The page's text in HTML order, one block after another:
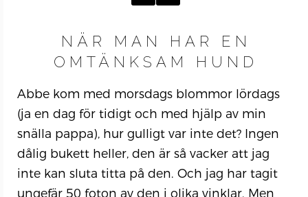
NÄR MAN HAR EN
OMTÄNKSAM HUND
Abbe kom med morsdags blommor lördags
(ja en dag för tidigt och med hjälp av min
snälla pappa), hur gulligt var inte det? Ingen
dålig bukett heller, den är så vacker att jag
inte kan sluta titta på den. Och jag har tagit
ungefär 50 foton av den i olika vinklar. Men